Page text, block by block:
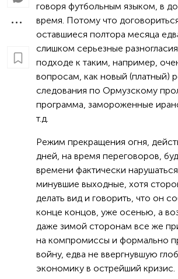
говоря футбольным языком, в
время. Потому что
оставшиеся полтора месяца
слишком серьезные
подходе к таким, например,
вопросам, как новый (платный)
следования по Ормузскому
программа, замороженные
т.д.
Режим прекращения огня,
дней, на время переговоров,
времени фактически
минувшие выходные, хотя
делать вид и говорить, что он
конце концов, уже осенью, а
даже зимой сторонам все же
на компромиссы и формально
войну, едва не ввергнувшую
экономику в острейший кризис.